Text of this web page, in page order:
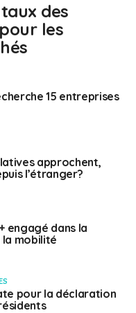
des
les
15 entreprises
approchent,
l’étranger?
engagé dans la
mobilité
pour la déclaration